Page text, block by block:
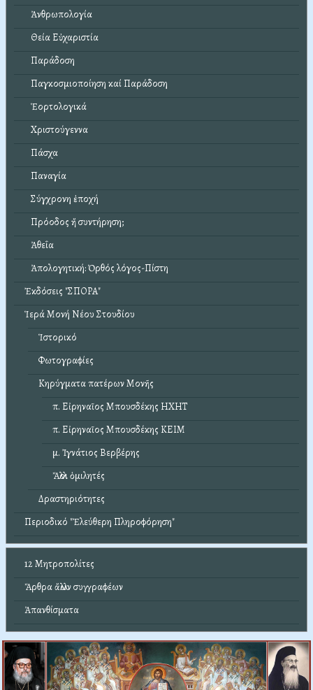
Ἀνθρωπολογία
Θεία Εὐχαριστία
Παράδοση
Παγκοσμιοποίηση καί Παράδοση
Ἑορτολογικά
Χριστούγεννα
Πάσχα
Παναγία
Σύγχρονη ἐποχή
Πρόοδος ἤ συντήρηση;
Ἀθεΐα
Ἀπολογητική: Ὀρθός λόγος-Πίστη
Ἐκδόσεις "ΣΠΟΡΑ"
Ἱερά Μονή Νέου Στουδίου
Ἱστορικό
Φωτογραφίες
Κηρύγματα πατέρων Μονῆς
π. Εἰρηναῖος Μπουσδέκης ΗΧΗΤ
π. Εἰρηναῖος Μπουσδέκης ΚΕΙΜ
μ. Ἰγνάτιος Βερβέρης
Ἄλλοι ὁμιλητές
Δραστηριότητες
Περιοδικό "Ἐλεύθερη Πληροφόρηση"
12 Μητροπολίτες
Ἄρθρα ἄλλων συγγραφέων
Ἀπανθίσματα